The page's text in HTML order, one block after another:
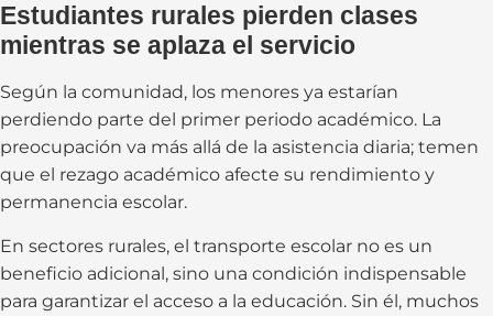
Estudiantes rurales pierden clases
mientras se aplaza el servicio
Según la comunidad, los menores ya estarían
perdiendo parte del primer periodo académico. La
preocupación va más allá de la asistencia diaria; temen
que el rezago académico afecte su rendimiento y
permanencia escolar.
En sectores rurales, el transporte escolar no es un
beneficio adicional, sino una condición indispensable
para garantizar el acceso a la educación. Sin él, muchos